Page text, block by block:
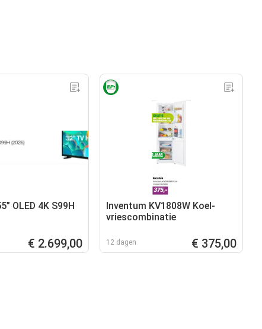
OLED 4K S99H
€ 2.699,00
Inventum KV1808W Koel-
vriescombinatie
12 dagen € 375,00